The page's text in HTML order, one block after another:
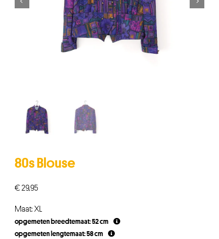
80s Blouse
€29,95
Maat: XL
opgemeten breedtemaat: 52 cm
opgemeten lengtemaat: 58 cm